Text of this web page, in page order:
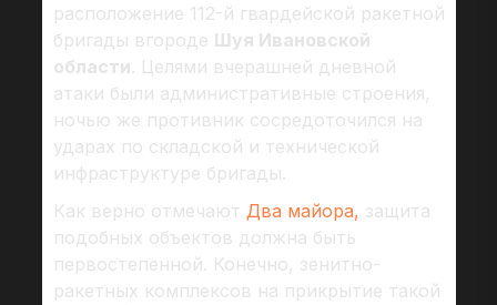
расположение 112-й гвардейской ракетной
бригады вгороде Шуя Ивановской
области. Целями вчерашней дневной
атаки были административные строения,
ночью же противник сосредоточился на
ударах по складской и технической
инфраструктуре бригады.
Как верно отмечают Два майора, защита
подобных объектов должна быть
первостепенной. Конечно, зенитно-
ракетных комплексов на прикрытие такой